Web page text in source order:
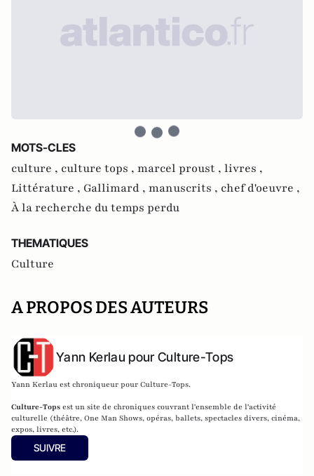
MOTS-CLES
culture , culture tops , marcel proust , livres ,
Littérature , Gallimard , manuscrits , chef d'oeuvre ,
À la recherche du temps perdu
THEMATIQUES
Culture
A PROPOS DES AUTEURS
Yann Kerlau pour Culture-Tops
Yann Kerlau est chroniqueur pour Culture-Tops.
Culture-Tops est un site de chroniques couvrant l'ensemble de l'activité
culturelle (théâtre, One Man Shows, opéras, ballets, spectacles divers, cinéma,
expos, livres, etc.).
SUIVRE